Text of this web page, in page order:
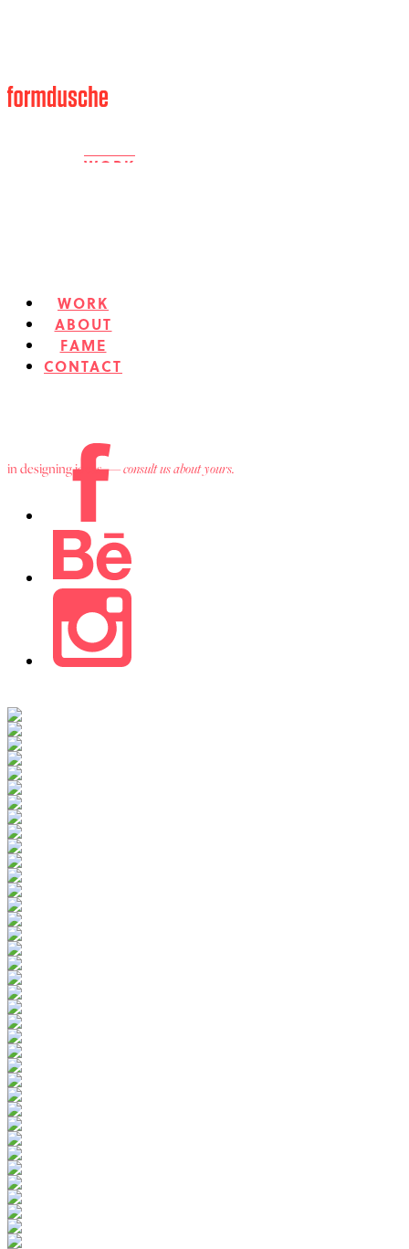
WORK
FAME
WORK
ABOUT
FAME
CONTACT
in designing ideas. —consult us about yours.